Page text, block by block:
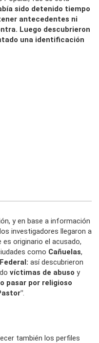
sido detenido tiempo
antecedentes ni
Luego descubrieron
una identificación
y en base a información
investigadores llegaron a
es originario el acusado,
como Cañuelas,
así descubrieron
víctimas de abuso y
pasar por religioso
también los perfiles